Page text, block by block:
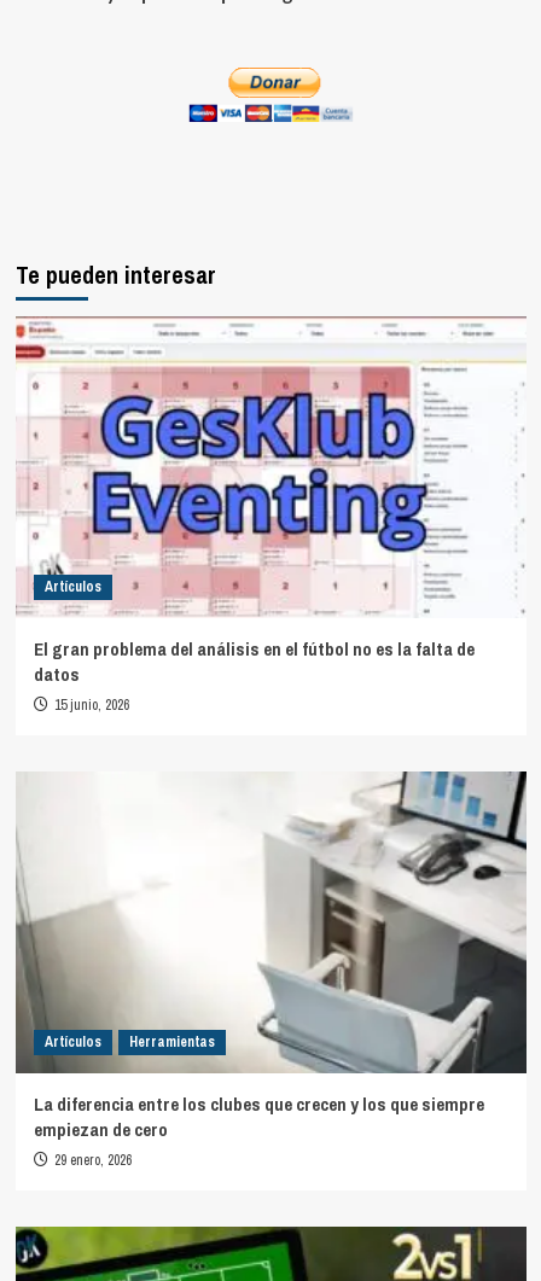
Te pueden interesar
Artículos
El gran problema del análisis en el fútbol no es la falta de
datos
15 junio, 2026
Artículos Herramientas
La diferencia entre los clubes que crecen y los que siempre
empiezan de cero
29 enero, 2026